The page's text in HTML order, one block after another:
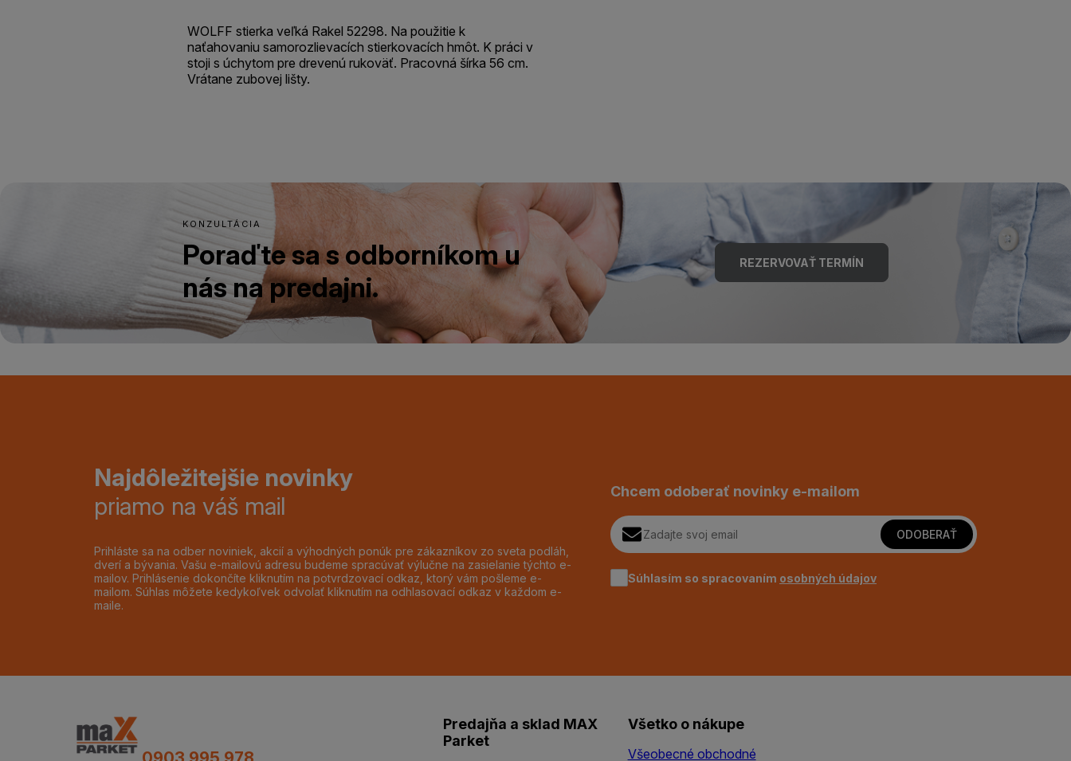
WOLFF stierka veľká Rakel 52298. Na použitie k
naťahovaniu samorozlievacích stierkovacích hmôt. K práci v
stoji s úchytom pre drevenú rukoväť. Pracovná šírka 56 cm.
Vrátane zubovej lišty.
KONZULTÁCIA
Poraďte sa s odborníkom u
nás na predajni.
REZERVOVAŤ TERMÍN
Najdôležitejšie novinky
priamo na váš mail
Prihláste sa na odber noviniek, akcií a výhodných ponúk pre zákazníkov zo sveta podláh,
dverí a bývania. Vašu e-mailovú adresu budeme spracúvať výlučne na zasielanie týchto e-
mailov. Prihlásenie dokončíte kliknutím na potvrdzovací odkaz, ktorý vám pošleme e-
mailom. Súhlas môžete kedykoľvek odvolať kliknutím na odhlasovací odkaz v každom e-
maile.
Chcem odoberať novinky e-mailom
ODOBERAŤ
Súhlasím so spracovaním osobných údajov
Predajňa a sklad MAX
Parket
Všetko o nákupe
Všeobecné obchodné